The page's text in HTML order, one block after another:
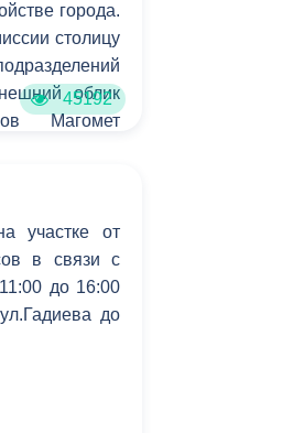
города.
столицу
облик
Магомет
Сослан
45192
участке от
в связи с
до 16:00
до